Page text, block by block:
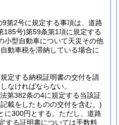
第2号に規定する事項は、道路
185号)第59条第1項に規定する
小型自動車について天災その他
動車税を滞納している場合に
定する納税証明書の交付を請
なければならない。
第382条の4に規定する当該証
載をしたものの交付を含む。)
300円とする。 ただし、道路
する証明書については手数料